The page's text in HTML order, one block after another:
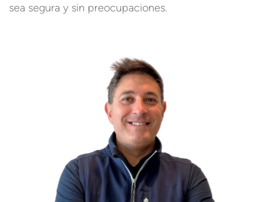
sea segura y sin preocupaciones.